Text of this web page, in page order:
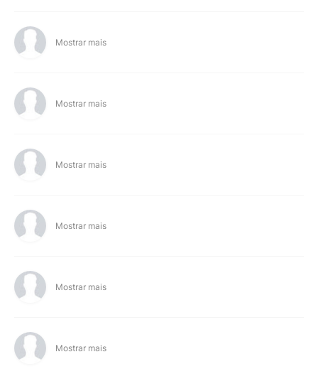
Mostrar mais
Mostrar mais
Mostrar mais
Mostrar mais
Mostrar mais
Mostrar mais